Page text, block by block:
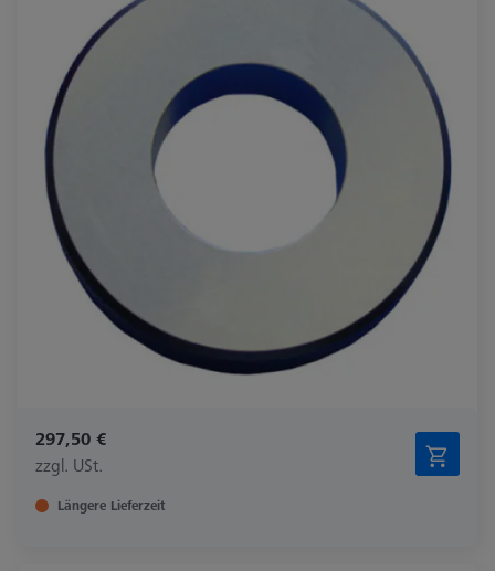
297,50 €
zzgl. USt.
Längere Lieferzeit